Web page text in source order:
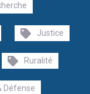
Justice
Ruralité
Défense